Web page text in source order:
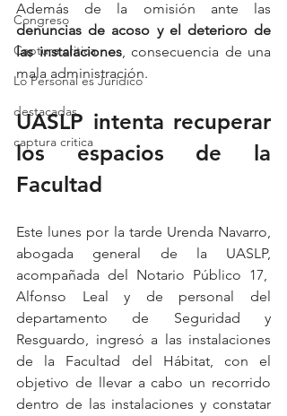
Congreso
Captura critica
Lo Personal es Jurídico
destacadas
captura critica
denuncias de acoso y el deterioro de
las instalaciones, consecuencia de una
mala administración.
UASLP intenta recuperar
los espacios de la
Facultad
Este lunes por la tarde Urenda Navarro,
abogada general de la UASLP,
acompañada del Notario Público 17,
Alfonso Leal y de personal del
departamento de Seguridad y
Resguardo, ingresó a las instalaciones
de la Facultad del Hábitat, con el
objetivo de llevar a cabo un recorrido
dentro de las instalaciones y constatar